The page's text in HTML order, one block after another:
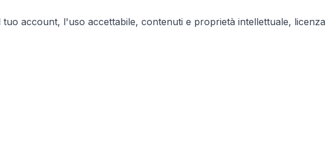
account, l'uso accettabile, contenuti e proprietà intellettuale,